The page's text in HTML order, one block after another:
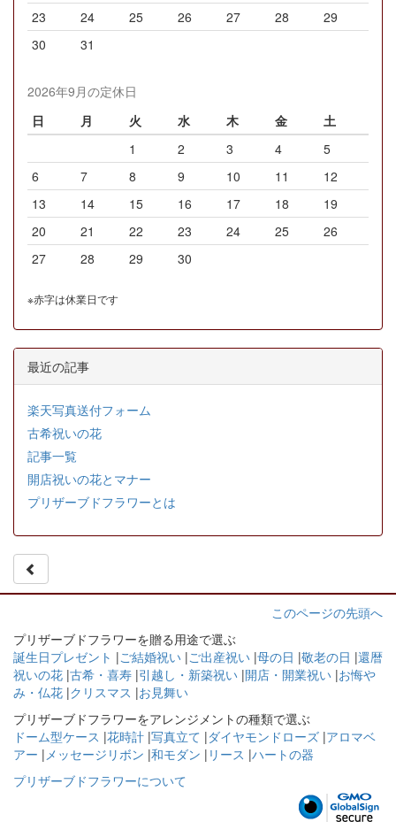
23
24 25 26 27 28
29
30
31
2026年9月の定休日
日
月 火 水 木 金
土
1
2 3 4
5
6
7 8 9 10 11
12
13
14 15 16 17 18
19
20
21 22 23 24 25
26
27
28 29 30
※赤字は休業日です
最近の記事
楽天写真送付フォーム
古希祝いの花
記事一覧
開店祝いの花とマナー
プリザーブドフラワーとは
このページの先頭へ
プリザーブドフラワーを贈る用途で選ぶ
誕生日プレゼント |ご結婚祝い |ご出産祝い |母の日 |敬老の日 |還暦
祝いの花 |古希・喜寿 |引越し・新築祝い |開店・開業祝い |お悔や
み・仏花 |クリスマス |お見舞い
プリザーブドフラワーをアレンジメントの種類で選ぶ
ドーム型ケース |花時計 |写真立て |ダイヤモンドローズ |アロマベ
アー |メッセージリボン |和モダン | リース |ハートの器
プリザーブドフラワーについて